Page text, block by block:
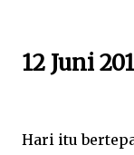
12 Juni
Hari itu